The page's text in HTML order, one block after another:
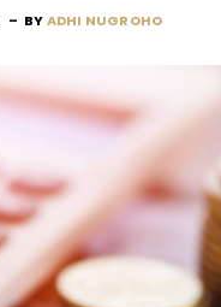
BYADHI NUGROHO